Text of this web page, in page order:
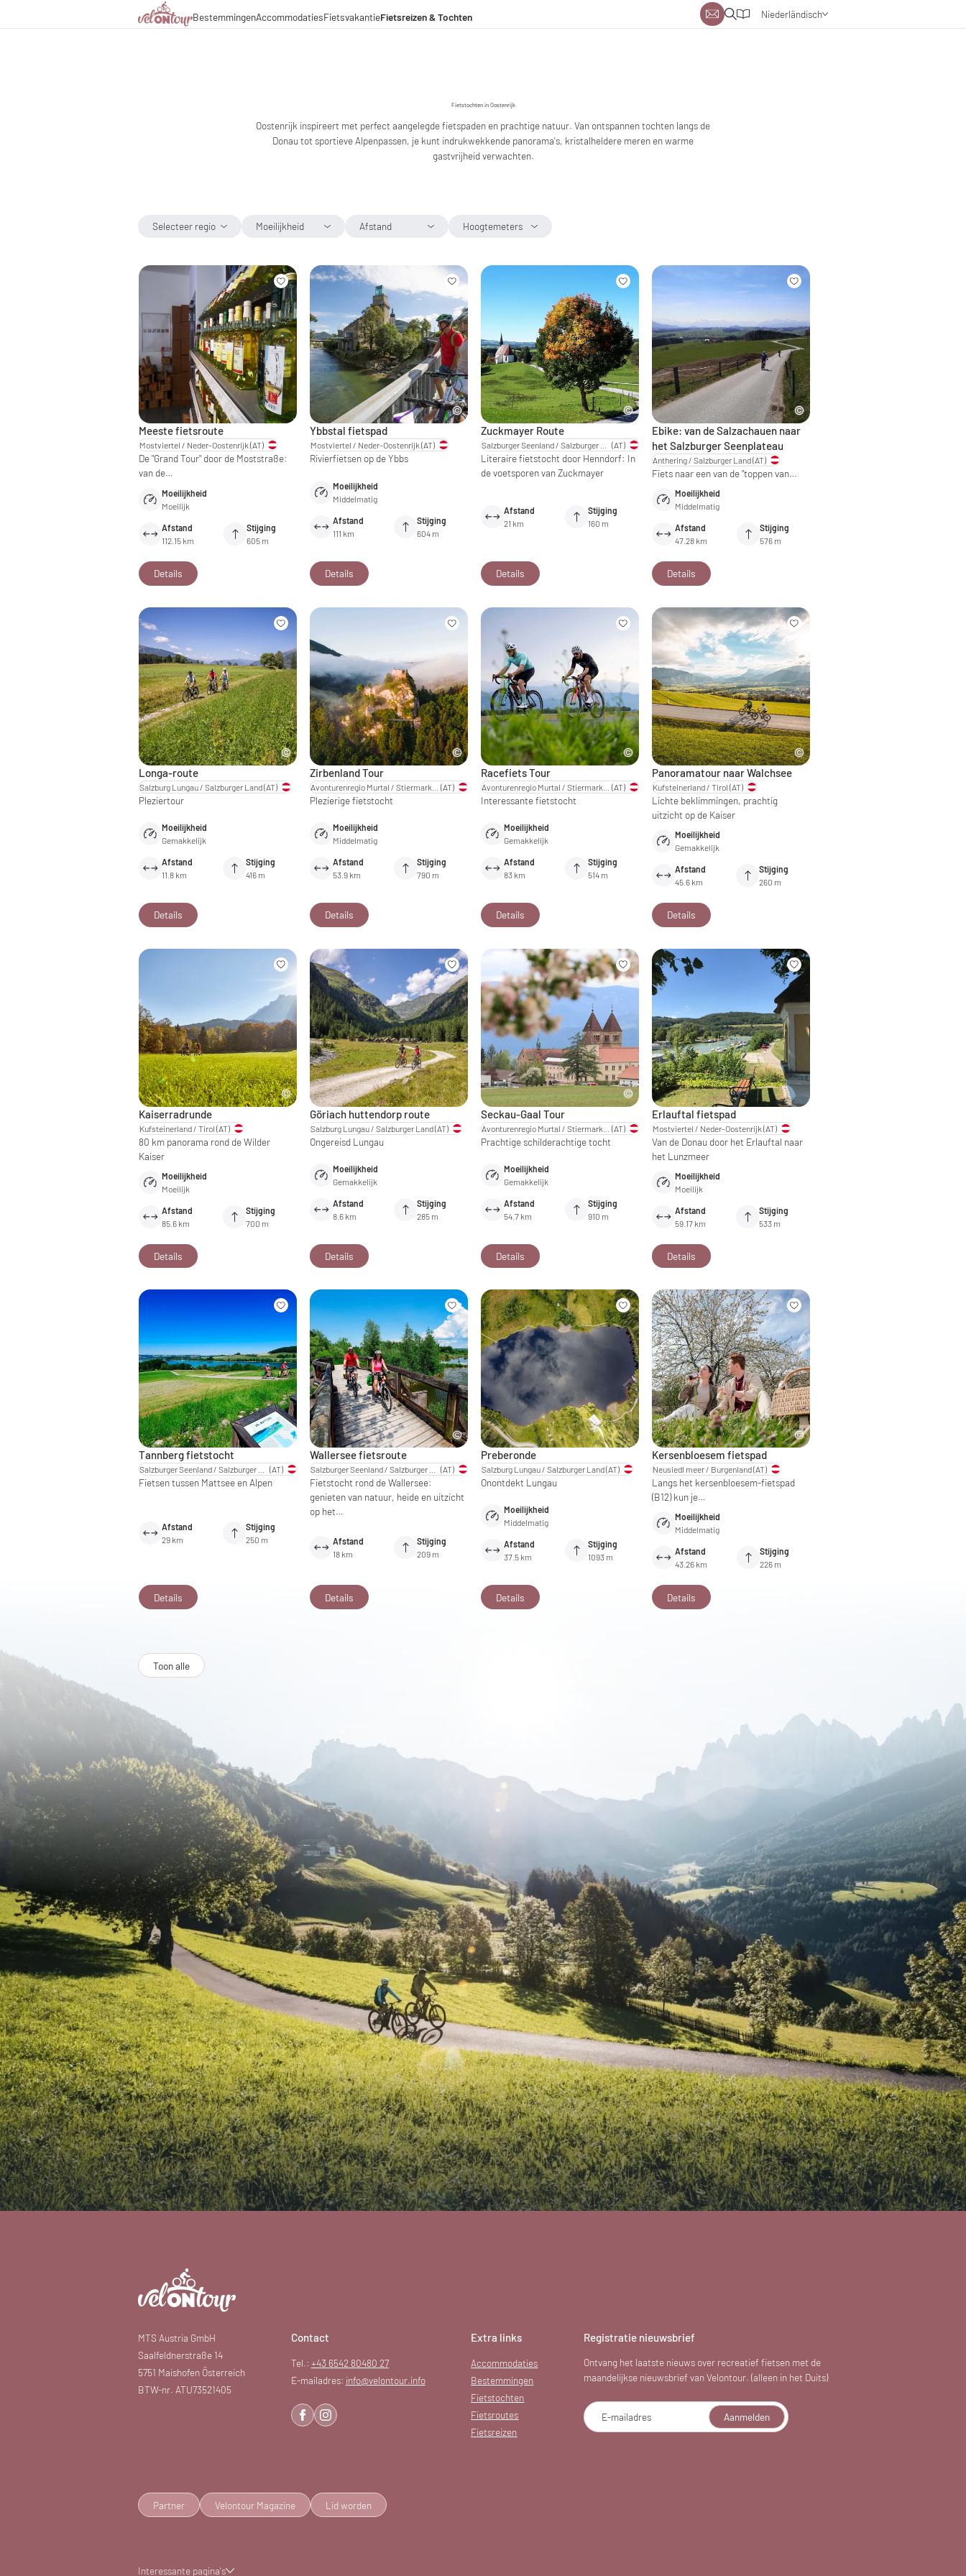
Bestemmingen
Italië
Accommodaties
Italië
Fietsvakantie
Culinaire hoogstandjes
Fietsreizen & Tochten
Fietsreizen
Niederländisch
Deutsch
Fietstochten in Oostenrijk
Oostenrijk inspireert met perfect aangelegde fietspaden en prachtige natuur. Van ontspannen tochten langs de
Donau tot sportieve Alpenpassen, je kunt indrukwekkende panorama's, kristalheldere meren en warme
gastvrijheid verwachten.
Selecteer regio Moeilijkheid Afstand Hoogtemeters
Meeste fietsroute
Mostviertel / Neder-Oostenrijk (AT)
De "Grand Tour" door de Moststraße:
van de…
Moeilijkheid
Moeilijk
Afstand
112.15 km
Stijging
605 m
Details
Ybbstal fietspad
Mostviertel / Neder-Oostenrijk (AT)
Rivierfietsen op de Ybbs
Moeilijkheid
Middelmatig
Afstand
111 km
Stijging
604 m
Details
Zuckmayer Route
(AT)
Literaire fietstocht door Henndorf: In
de voetsporen van Zuckmayer
Afstand
21 km
Stijging
160 m
Details
Ebike: van de Salzachauen naar
het Salzburger Seenplateau
Anthering / Salzburger Land(AT)
Fiets naar een van de "toppen van…
Moeilijkheid
Middelmatig
Afstand
47.28 km
Stijging
576 m
Details
Longa-route
Salzburg Lungau / Salzburger Land(AT)
Pleziertour
Moeilijkheid
Gemakkelijk
Afstand
11.8 km
Stijging
416 m
Details
Zirbenland Tour
(AT)
Plezierige fietstocht
Moeilijkheid
Middelmatig
Afstand
53.9 km
Stijging
790 m
Details
Racefiets Tour
(AT)
Interessante fietstocht
Moeilijkheid
Gemakkelijk
Afstand
83 km
Stijging
514 m
Details
Panoramatour naar Walchsee
Kufsteinerland / Tirol (AT)
Lichte beklimmingen, prachtig
uitzicht op de Kaiser
Moeilijkheid
Gemakkelijk
Afstand
45.6 km
Stijging
260 m
Details
Kaiserradrunde
Kufsteinerland / Tirol (AT)
80 km panorama rond de Wilder
Kaiser
Moeilijkheid
Moeilijk
Afstand
85.6 km
Stijging
700 m
Details
Göriach huttendorp route
Salzburg Lungau / Salzburger Land(AT)
Ongereisd Lungau
Moeilijkheid
Gemakkelijk
Afstand
8.6 km
Stijging
285 m
Details
Seckau-Gaal Tour
(AT)
Prachtige schilderachtige tocht
Moeilijkheid
Gemakkelijk
Afstand
54.7 km
Stijging
910 m
Details
Erlauftal fietspad
Mostviertel / Neder-Oostenrijk (AT)
Van de Donau door het Erlauftal naar
het Lunzmeer
Moeilijkheid
Moeilijk
Afstand
59.17 km
Stijging
533 m
Details
Tannberg fietstocht
(AT)
Fietsen tussen Mattsee en Alpen
Afstand
29 km
Stijging
250 m
Details
Wallersee fietsroute
(AT)
Fietstocht rond de Wallersee:
genieten van natuur, heide en uitzicht
op het…
Afstand
18 km
Stijging
209 m
Details
Preberonde
Salzburg Lungau / Salzburger Land(AT)
Onontdekt Lungau
Moeilijkheid
Middelmatig
Afstand
37.5 km
Stijging
1093 m
Details
Kersenbloesem fietspad
Neusiedl meer / Burgenland(AT)
Langs het kersenbloesem-fietspad
(B12) kun je…
Moeilijkheid
Middelmatig
Afstand
43.26 km
Stijging
226 m
Details
Toon alle
MTS Austria GmbH
Saalfeldnerstraße 14
5751 Maishofen Österreich
BTW-nr. ATU73521405
Contact
Tel.: +43 6542 80480 27
E-mailadres: info@velontour.info
Extra links
Accommodaties
Bestemmingen
Fietstochten
Fietsroutes
Fietsreizen
Registratie nieuwsbrief
Ontvang het laatste nieuws over recreatief fietsen met de
maandelijkse nieuwsbrief van Velontour. (alleen in het Duits)
E-mailadres Aanmelden
Partner Velontour Magazine Lid worden
Interessante pagina's